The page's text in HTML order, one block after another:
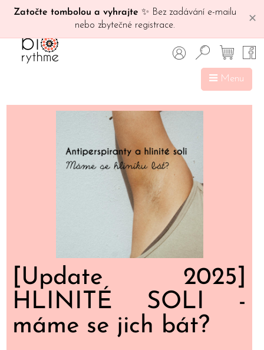
Zatočte tombolou a vyhrajte ✨ Bez zadávání e-mailu
nebo zbytečné registrace.
✕
Menu
[Update 2025]
HLINITÉ SOLI -
máme se jich bát?